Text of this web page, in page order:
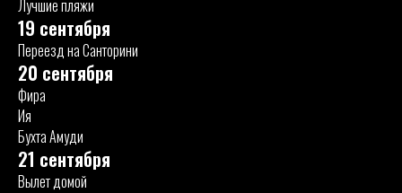
Лучшие пляжи
19 сентября
Переезд на Санторини
20 сентября
Фира
Ия
Бухта Амуди
21 сентября
Вылет домой
ООО "Нью Концепт Тревел"
Свидетельство о государственной регистрации
№0230278 от 26.11.2025
(бывш. ИП Гуйдо Д.А., гос регистрация 15.01.2020)
УНП: 291922920
Telegram
ПОЛИТИКА ОБРАБОТКИ ПЕРСОНАЛЬНЫХ ДАННЫХ
РАЗРАБОТКА САЙТА